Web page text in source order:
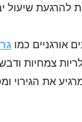
להרגעת שיעול
אורגניים כמו
צמחיות
את הגירוי